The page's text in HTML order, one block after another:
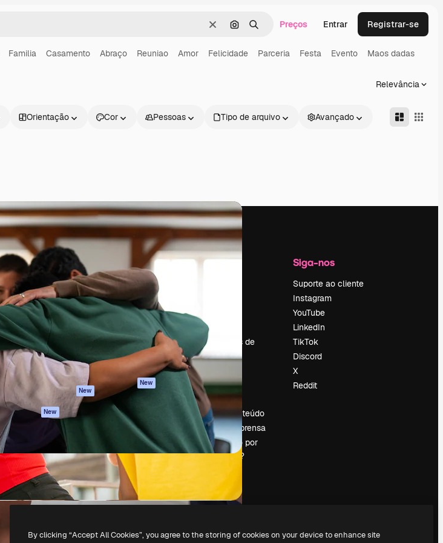
LimparPesquisar por imagem
BuscarPreços Entrar Registrar-se
Familia Casamento Abraço Reuniao Amor Felicidade Parceria Festa Evento Maos dadas
Relevância
Orientação Cor Pessoas Tipo de arquivo Avançado
Produtos
Spaces
Assistente de IA
Gerador de
imagens
Gerador de vídeos
Texto para voz
Conteúdo de stock
MCP para
Claude/ChatGPT
New
Agentes New
API
App móvel
Todas as
ferramentas
Começar
Academy
Documentação
Atendimento
condições
Política de
privacidade
Originais New
Política de cookies
Central de
confiabilidade
Empresas
Empresa
Emprego
Tendências de
pesquisa
Eventos
Slidesgo
Vender conteúdo
Sala de imprensa
Procurando por
magnific.ai?
Siga-nos
Suporte ao cliente
Instagram
YouTube
LinkedIn
TikTok
Discord
X
Reddit
Todos os direitos reservados.
By clicking “Accept All Cookies”, you agree to the storing of cookies on your device to enhance site